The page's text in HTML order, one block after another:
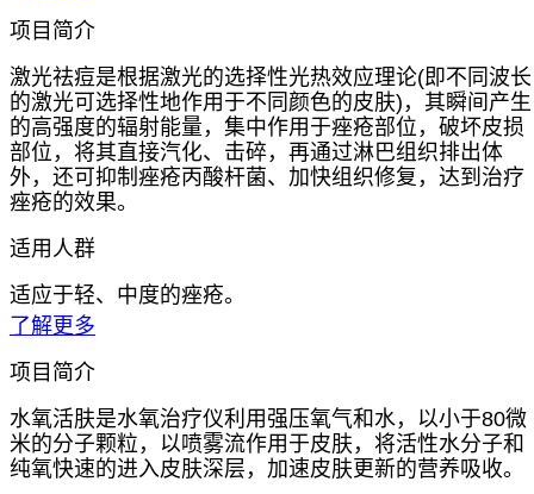
项目简介
激光祛痘是根据激光的选择性光热效应理论(即不同波长
的激光可选择性地作用于不同颜色的皮肤)，其瞬间产生
的高强度的辐射能量，集中作用于痤疮部位，破坏皮损
部位，将其直接汽化、击碎，再通过淋巴组织排出体
外，还可抑制痤疮丙酸杆菌、加快组织修复，达到治疗
痤疮的效果。
适用人群
适应于轻、中度的痤疮。
了解更多
项目简介
水氧活肤是水氧治疗仪利用强压氧气和水，以小于80微
米的分子颗粒，以喷雾流作用于皮肤，将活性水分子和
纯氧快速的进入皮肤深层，加速皮肤更新的营养吸收。